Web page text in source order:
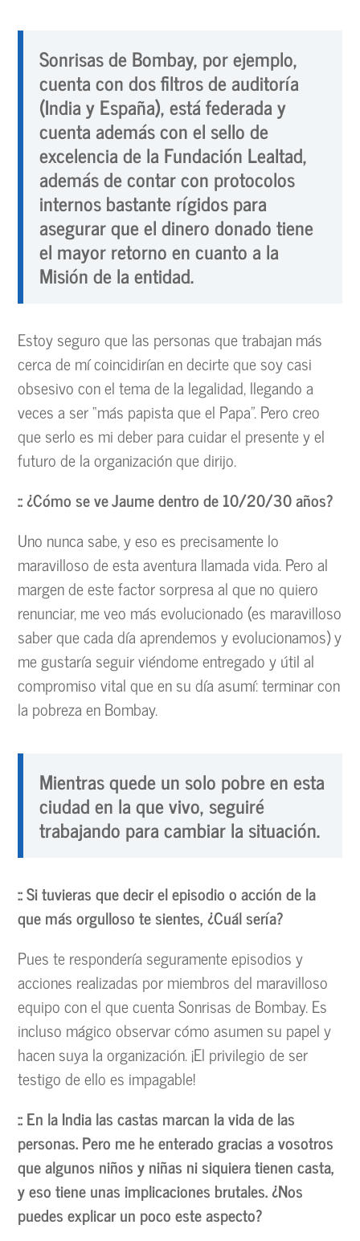
Sonrisas de Bombay, por ejemplo,
cuenta con dos filtros de auditoría
(India y España), está federada y
cuenta además con el sello de
excelencia de la Fundación Lealtad,
además de contar con protocolos
internos bastante rígidos para
asegurar que el dinero donado tiene
el mayor retorno en cuanto a la
Misión de la entidad.
Estoy seguro que las personas que trabajan más
cerca de mí coincidirían en decirte que soy casi
obsesivo con el tema de la legalidad, llegando a
veces a ser “más papista que el Papa”. Pero creo
que serlo es mi deber para cuidar el presente y el
futuro de la organización que dirijo.
:: ¿Cómo se ve Jaume dentro de 10/20/30 años?
Uno nunca sabe, y eso es precisamente lo
maravilloso de esta aventura llamada vida. Pero al
margen de este factor sorpresa al que no quiero
renunciar, me veo más evolucionado (es maravilloso
saber que cada día aprendemos y evolucionamos) y
me gustaría seguir viéndome entregado y útil al
compromiso vital que en su día asumí: terminar con
la pobreza en Bombay.
Mientras quede un solo pobre en esta
ciudad en la que vivo, seguiré
trabajando para cambiar la situación.
:: Si tuvieras que decir el episodio o acción de la
que más orgulloso te sientes, ¿Cuál sería?
Pues te respondería seguramente episodios y
acciones realizadas por miembros del maravilloso
equipo con el que cuenta Sonrisas de Bombay. Es
incluso mágico observar cómo asumen su papel y
hacen suya la organización. ¡El privilegio de ser
testigo de ello es impagable!
:: En la India las castas marcan la vida de las
personas. Pero me he enterado gracias a vosotros
que algunos niños y niñas ni siquiera tienen casta,
y eso tiene unas implicaciones brutales. ¿Nos
puedes explicar un poco este aspecto?